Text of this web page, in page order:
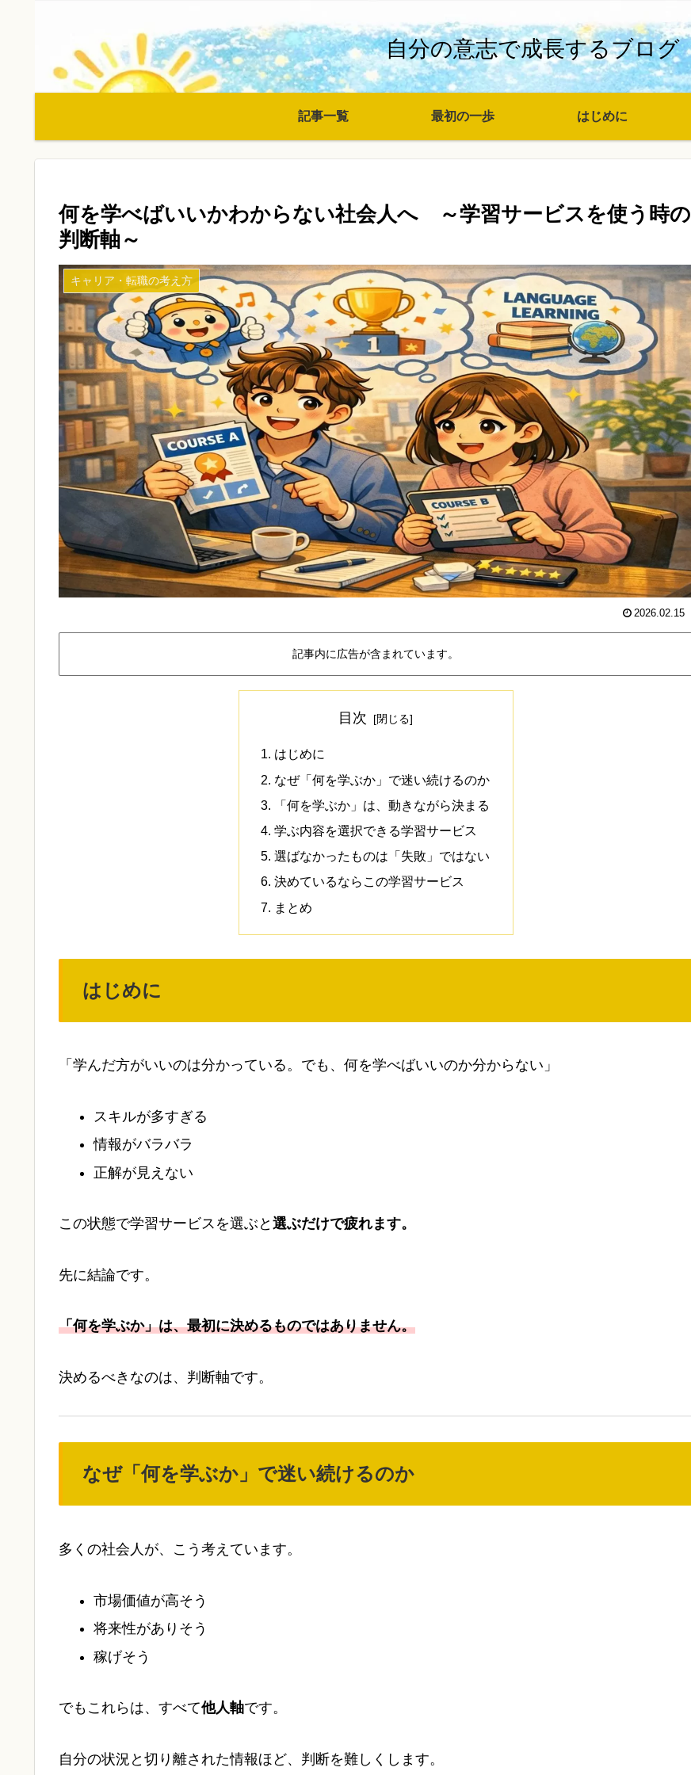
自分の意志で成長するブログ
記事一覧 最初の一歩 はじめに
何を学べばいいかわからない社会人へ ～学習サービスを使う時の
判断軸～
キャリア・転職の考え方
2026.02.15
記事内に広告が含まれています。
目次
はじめに
なぜ「何を学ぶか」で迷い続けるのか
「何を学ぶか」は、動きながら決まる
学ぶ内容を選択できる学習サービス
選ばなかったものは「失敗」ではない
決めているならこの学習サービス
まとめ
はじめに
「学んだ方がいいのは分かっている。でも、何を学べばいいのか分からない」
スキルが多すぎる
情報がバラバラ
正解が見えない
この状態で学習サービスを選ぶと 選ぶだけで疲れます。
先に結論です。
「何を学ぶか」は、最初に決めるものではありません。
決めるべきなのは、判断軸です。
なぜ「何を学ぶか」で迷い続けるのか
多くの社会人が、こう考えています。
市場価値が高そう
将来性がありそう
稼げそう
でもこれらは、すべて他人軸です。
自分の状況と切り離された情報ほど、判断を難しくします。